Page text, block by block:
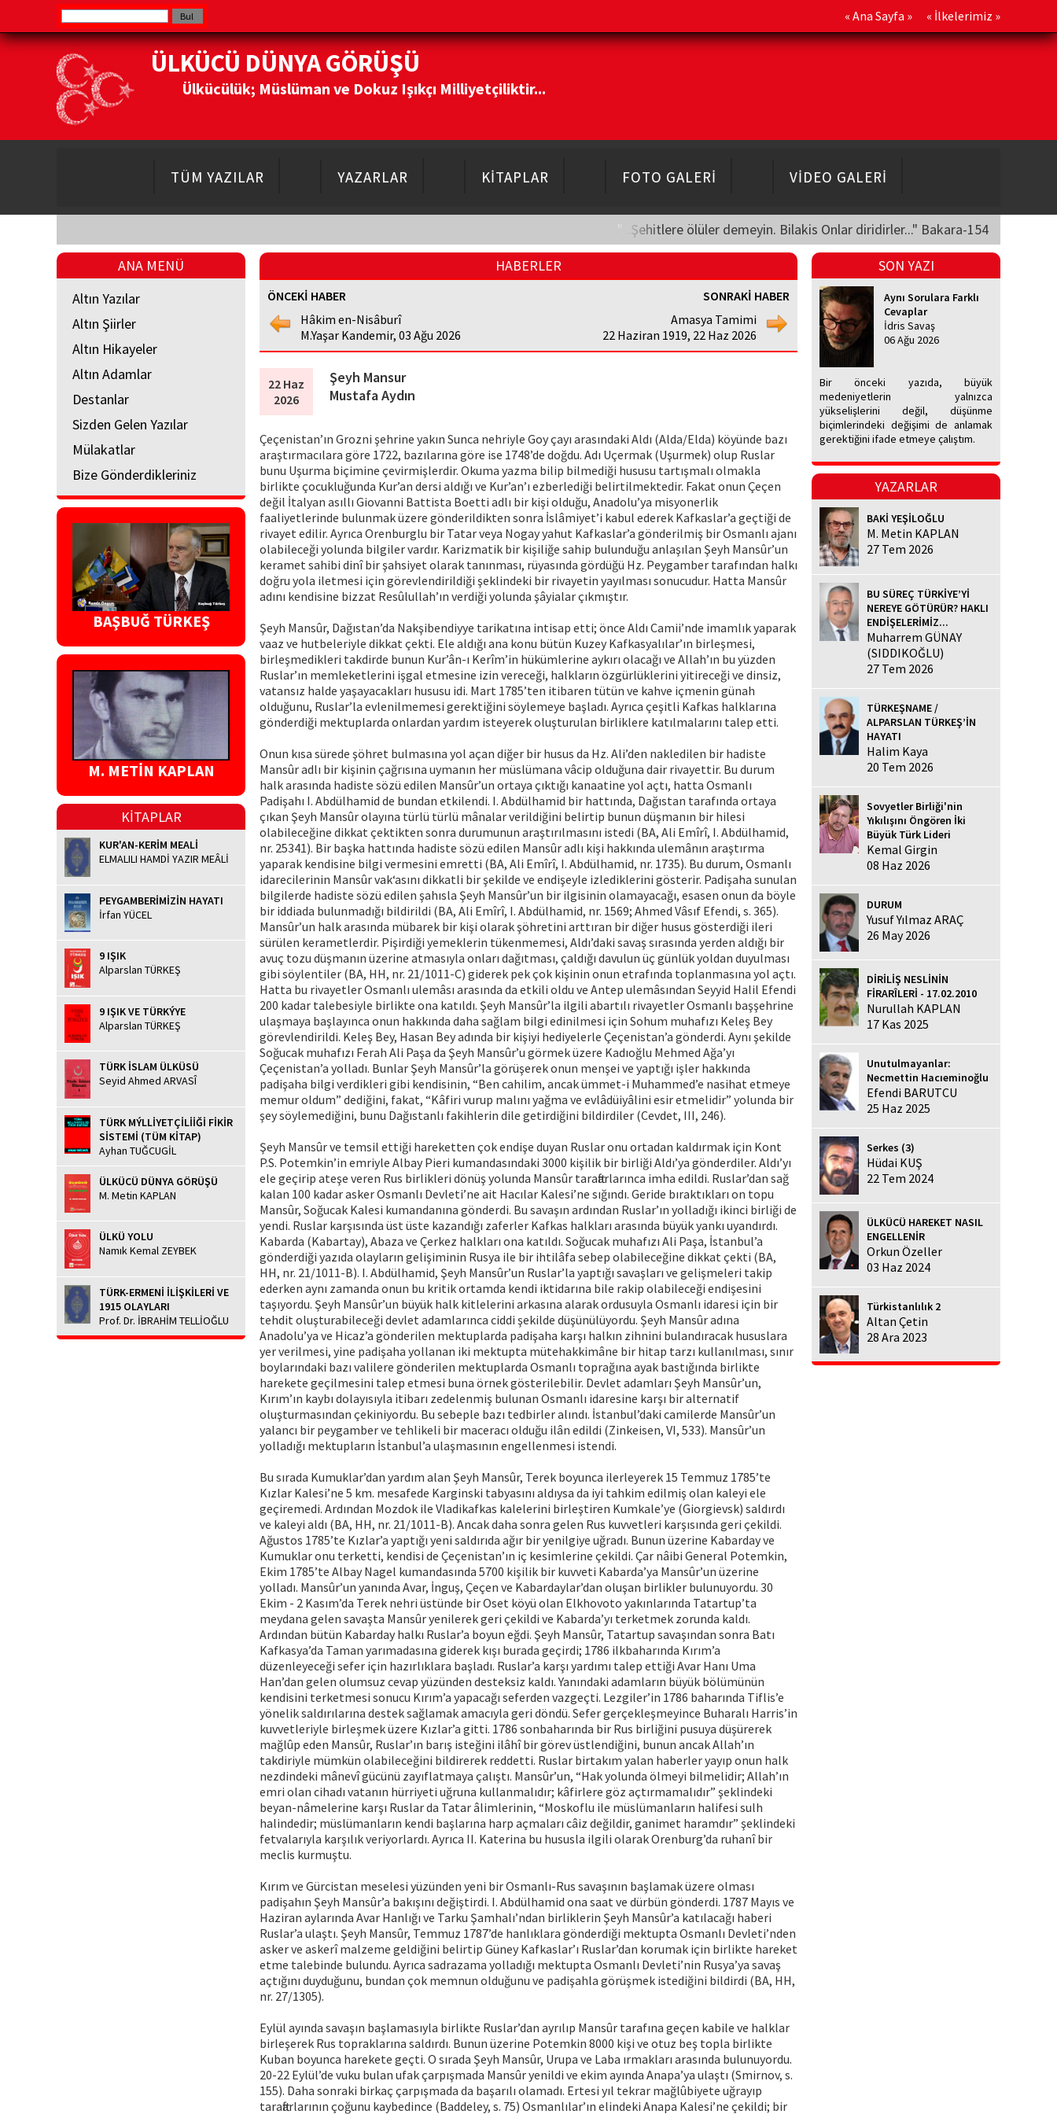
« Ana Sayfa » « İlkelerimiz »
ÜLKÜCÜ DÜNYA GÖRÜŞÜ
Ülkücülük; Müslüman ve Dokuz Işıkçı Milliyetçiliktir...
TÜM YAZILAR YAZARLAR KİTAPLAR FOTO GALERİ VİDEO GALERİ
"...Şehitlere ölüler demeyin. Bilakis Onlar diridirler..." Bakara-154
ANA MENÜ
Altın Yazılar
Altın Şiirler
Altın Hikayeler
Altın Adamlar
Destanlar
Sizden Gelen Yazılar
Mülakatlar
Bize Gönderdikleriniz
BAŞBUĞ TÜRKEŞ
M. METİN KAPLAN
KİTAPLAR
KUR'AN-KERİM MEALİ
ELMALILI HAMDİ YAZIR MEÂLİ
PEYGAMBERİMİZİN HAYATI
İrfan YÜCEL
9 IŞIK
Alparslan TÜRKEŞ
9 IŞIK VE TÜRKÝYE
Alparslan TÜRKEŞ
TÜRK İSLAM ÜLKÜSÜ
Seyid Ahmed ARVASÎ
TÜRK MÝLLİYETÇİLİİĞİ FİKİR
SİSTEMİ (TÜM KİTAP)
Ayhan TUĞCUGİL
ÜLKÜCÜ DÜNYA GÖRÜŞÜ
M. Metin KAPLAN
ÜLKÜ YOLU
Namık Kemal ZEYBEK
TÜRK-ERMENİ İLİŞKİLERİ VE
1915 OLAYLARI
Prof. Dr. İBRAHİM TELLİOĞLU
HABERLER
ÖNCEKİ HABER
Hâkim en-Nisâburî
M.Yaşar Kandemir, 03 Ağu 2026
SONRAKİ HABER
Amasya Tamimi
22 Haziran 1919, 22 Haz 2026
22 Haz
2026
Şeyh Mansur
Mustafa Aydın
Çeçenistan’ın Grozni şehrine yakın Sunca nehriyle Goy çayı arasındaki Aldı (Alda/Elda) köyünde bazı
araştırmacılara göre 1722, bazılarına göre ise 1748’de doğdu. Adı Uçermak (Uşurmek) olup Ruslar
bunu Uşurma biçimine çevirmişlerdir. Okuma yazma bilip bilmediği hususu tartışmalı olmakla
birlikte çocukluğunda Kur’an dersi aldığı ve Kur’an’ı ezberlediği belirtilmektedir. Fakat onun Çeçen
değil İtalyan asıllı Giovanni Battista Boetti adlı bir kişi olduğu, Anadolu’ya misyonerlik
faaliyetlerinde bulunmak üzere gönderildikten sonra İslâmiyet’i kabul ederek Kafkaslar’a geçtiği de
rivayet edilir. Ayrıca Orenburglu bir Tatar veya Nogay yahut Kafkaslar’a gönderilmiş bir Osmanlı ajanı
olabileceği yolunda bilgiler vardır. Karizmatik bir kişiliğe sahip bulunduğu anlaşılan Şeyh Mansûr’un
keramet sahibi dinî bir şahsiyet olarak tanınması, rüyasında gördüğü Hz. Peygamber tarafından halkı
doğru yola iletmesi için görevlendirildiği şeklindeki bir rivayetin yayılması sonucudur. Hatta Mansûr
adını kendisine bizzat Resûlullah’ın verdiği yolunda şâyialar çıkmıştır.
Şeyh Mansûr, Dağıstan’da Nakşibendiyye tarikatına intisap etti; önce Aldı Camii’nde imamlık yaparak
vaaz ve hutbeleriyle dikkat çekti. Ele aldığı ana konu bütün Kuzey Kafkasyalılar’ın birleşmesi,
birleşmedikleri takdirde bunun Kur’ân-ı Kerîm’in hükümlerine aykırı olacağı ve Allah’ın bu yüzden
Ruslar’ın memleketlerini işgal etmesine izin vereceği, halkların özgürlüklerini yitireceği ve dinsiz,
vatansız halde yaşayacakları hususu idi. Mart 1785’ten itibaren tütün ve kahve içmenin günah
olduğunu, Ruslar’la evlenilmemesi gerektiğini söylemeye başladı. Ayrıca çeşitli Kafkas halklarına
gönderdiği mektuplarda onlardan yardım isteyerek oluşturulan birliklere katılmalarını talep etti.
Onun kısa sürede şöhret bulmasına yol açan diğer bir husus da Hz. Ali’den nakledilen bir hadiste
Mansûr adlı bir kişinin çağrısına uymanın her müslümana vâcip olduğuna dair rivayettir. Bu durum
halk arasında hadiste sözü edilen Mansûr’un ortaya çıktığı kanaatine yol açtı, hatta Osmanlı
Padişahı I. Abdülhamid de bundan etkilendi. I. Abdülhamid bir hattında, Dağıstan tarafında ortaya
çıkan Şeyh Mansûr olayına türlü türlü mânalar verildiğini belirtip bunun düşmanın bir hilesi
olabileceğine dikkat çektikten sonra durumunun araştırılmasını istedi (BA, Ali Emîrî, I. Abdülhamid,
nr. 25341). Bir başka hattında hadiste sözü edilen Mansûr adlı kişi hakkında ulemânın araştırma
yaparak kendisine bilgi vermesini emretti (BA, Ali Emîrî, I. Abdülhamid, nr. 1735). Bu durum, Osmanlı
idarecilerinin Mansûr vak‘asını dikkatli bir şekilde ve endişeyle izlediklerini gösterir. Padişaha sunulan
bilgilerde hadiste sözü edilen şahısla Şeyh Mansûr’un bir ilgisinin olamayacağı, esasen onun da böyle
bir iddiada bulunmadığı bildirildi (BA, Ali Emîrî, I. Abdülhamid, nr. 1569; Ahmed Vâsıf Efendi, s. 365).
Mansûr’un halk arasında mübarek bir kişi olarak şöhretini arttıran bir diğer husus gösterdiği ileri
sürülen kerametlerdir. Pişirdiği yemeklerin tükenmemesi, Aldı’daki savaş sırasında yerden aldığı bir
avuç tozu düşmanın üzerine atmasıyla onları dağıtması, çaldığı davulun üç günlük yoldan duyulması
gibi söylentiler (BA, HH, nr. 21/1011-C) giderek pek çok kişinin onun etrafında toplanmasına yol açtı.
Hatta bu rivayetler Osmanlı ulemâsı arasında da etkili oldu ve Antep ulemâsından Seyyid Halil Efendi
200 kadar talebesiyle birlikte ona katıldı. Şeyh Mansûr’la ilgili abartılı rivayetler Osmanlı başşehrine
ulaşmaya başlayınca onun hakkında daha sağlam bilgi edinilmesi için Sohum muhafızı Keleş Bey
görevlendirildi. Keleş Bey, Hasan Bey adında bir kişiyi hediyelerle Çeçenistan’a gönderdi. Aynı şekilde
Soğucak muhafızı Ferah Ali Paşa da Şeyh Mansûr’u görmek üzere Kadıoğlu Mehmed Ağa’yı
Çeçenistan’a yolladı. Bunlar Şeyh Mansûr’la görüşerek onun menşei ve yaptığı işler hakkında
padişaha bilgi verdikleri gibi kendisinin, “Ben cahilim, ancak ümmet-i Muhammed’e nasihat etmeye
memur oldum” dediğini, fakat, “Kâfiri vurup malını yağma ve evlâdüiyâlini esir etmelidir” yolunda bir
şey söylemediğini, bunu Dağıstanlı fakihlerin dile getirdiğini bildirdiler (Cevdet, III, 246).
Şeyh Mansûr ve temsil ettiği hareketten çok endişe duyan Ruslar onu ortadan kaldırmak için Kont
P.S. Potemkin’in emriyle Albay Pieri kumandasındaki 3000 kişilik bir birliği Aldı’ya gönderdiler. Aldı’yı
ele geçirip ateşe veren Rus birlikleri dönüş yolunda Mansûr taraftarlarınca imha edildi. Ruslar’dan sağ
kalan 100 kadar asker Osmanlı Devleti’ne ait Hacılar Kalesi’ne sığındı. Geride bıraktıkları on topu
Mansûr, Soğucak Kalesi kumandanına gönderdi. Bu savaşın ardından Ruslar’ın yolladığı ikinci birliği de
yendi. Ruslar karşısında üst üste kazandığı zaferler Kafkas halkları arasında büyük yankı uyandırdı.
Kabarda (Kabartay), Abaza ve Çerkez halkları ona katıldı. Soğucak muhafızı Ali Paşa, İstanbul’a
gönderdiği yazıda olayların gelişiminin Rusya ile bir ihtilâfa sebep olabileceğine dikkat çekti (BA,
HH, nr. 21/1011-B). I. Abdülhamid, Şeyh Mansûr’un Ruslar’la yaptığı savaşları ve gelişmeleri takip
ederken aynı zamanda onun bu kritik ortamda kendi iktidarına bile rakip olabileceği endişesini
taşıyordu. Şeyh Mansûr’un büyük halk kitlelerini arkasına alarak ordusuyla Osmanlı idaresi için bir
tehdit oluşturabileceği devlet adamlarınca ciddi şekilde düşünülüyordu. Şeyh Mansûr adına
Anadolu’ya ve Hicaz’a gönderilen mektuplarda padişaha karşı halkın zihnini bulandıracak hususlara
yer verilmesi, yine padişaha yollanan iki mektupta mütehakkimâne bir hitap tarzı kullanılması, sınır
boylarındaki bazı valilere gönderilen mektuplarda Osmanlı toprağına ayak bastığında birlikte
harekete geçilmesini talep etmesi buna örnek gösterilebilir. Devlet adamları Şeyh Mansûr’un,
Kırım’ın kaybı dolayısıyla itibarı zedelenmiş bulunan Osmanlı idaresine karşı bir alternatif
oluşturmasından çekiniyordu. Bu sebeple bazı tedbirler alındı. İstanbul’daki camilerde Mansûr’un
yalancı bir peygamber ve tehlikeli bir maceracı olduğu ilân edildi (Zinkeisen, VI, 533). Mansûr’un
yolladığı mektupların İstanbul’a ulaşmasının engellenmesi istendi.
Bu sırada Kumuklar’dan yardım alan Şeyh Mansûr, Terek boyunca ilerleyerek 15 Temmuz 1785’te
Kızlar Kalesi’ne 5 km. mesafede Karginski tabyasını aldıysa da iyi tahkim edilmiş olan kaleyi ele
geçiremedi. Ardından Mozdok ile Vladikafkas kalelerini birleştiren Kumkale’ye (Giorgievsk) saldırdı
ve kaleyi aldı (BA, HH, nr. 21/1011-B). Ancak daha sonra gelen Rus kuvvetleri karşısında geri çekildi.
Ağustos 1785’te Kızlar’a yaptığı yeni saldırıda ağır bir yenilgiye uğradı. Bunun üzerine Kabarday ve
Kumuklar onu terketti, kendisi de Çeçenistan’ın iç kesimlerine çekildi. Çar nâibi General Potemkin,
Ekim 1785’te Albay Nagel kumandasında 5700 kişilik bir kuvveti Kabarda’ya Mansûr’un üzerine
yolladı. Mansûr’un yanında Avar, İnguş, Çeçen ve Kabardaylar’dan oluşan birlikler bulunuyordu. 30
Ekim - 2 Kasım’da Terek nehri üstünde bir Oset köyü olan Elkhovoto yakınlarında Tatartup’ta
meydana gelen savaşta Mansûr yenilerek geri çekildi ve Kabarda’yı terketmek zorunda kaldı.
Ardından bütün Kabarday halkı Ruslar’a boyun eğdi. Şeyh Mansûr, Tatartup savaşından sonra Batı
Kafkasya’da Taman yarımadasına giderek kışı burada geçirdi; 1786 ilkbaharında Kırım’a
düzenleyeceği sefer için hazırlıklara başladı. Ruslar’a karşı yardımı talep ettiği Avar Hanı Uma
Han’dan gelen olumsuz cevap yüzünden desteksiz kaldı. Yanındaki adamların büyük bölümünün
kendisini terketmesi sonucu Kırım’a yapacağı seferden vazgeçti. Lezgiler’in 1786 baharında Tiflis’e
yönelik saldırılarına destek sağlamak amacıyla geri döndü. Sefer gerçekleşmeyince Buharalı Harris’in
kuvvetleriyle birleşmek üzere Kızlar’a gitti. 1786 sonbaharında bir Rus birliğini pusuya düşürerek
mağlûp eden Mansûr, Ruslar’ın barış isteğini ilâhî bir görev üstlendiğini, bunun ancak Allah’ın
takdiriyle mümkün olabileceğini bildirerek reddetti. Ruslar birtakım yalan haberler yayıp onun halk
nezdindeki mânevî gücünü zayıflatmaya çalıştı. Mansûr’un, “Hak yolunda ölmeyi bilmelidir; Allah’ın
emri olan cihadı vatanın hürriyeti uğruna kullanmalıdır; kâfirlere göz açtırmamalıdır” şeklindeki
beyan-nâmelerine karşı Ruslar da Tatar âlimlerinin, “Moskoflu ile müslümanların halifesi sulh
halindedir; müslümanların kendi başlarına harp açmaları câiz değildir, ganimet haramdır” şeklindeki
fetvalarıyla karşılık veriyorlardı. Ayrıca II. Katerina bu hususla ilgili olarak Orenburg’da ruhanî bir
meclis kurmuştu.
Kırım ve Gürcistan meselesi yüzünden yeni bir Osmanlı-Rus savaşının başlamak üzere olması
padişahın Şeyh Mansûr’a bakışını değiştirdi. I. Abdülhamid ona saat ve dürbün gönderdi. 1787 Mayıs ve
Haziran aylarında Avar Hanlığı ve Tarku Şamhalı’ndan birliklerin Şeyh Mansûr’a katılacağı haberi
Ruslar’a ulaştı. Şeyh Mansûr, Temmuz 1787’de hanlıklara gönderdiği mektupta Osmanlı Devleti’nden
asker ve askerî malzeme geldiğini belirtip Güney Kafkaslar’ı Ruslar’dan korumak için birlikte hareket
etme talebinde bulundu. Ayrıca sadrazama yolladığı mektupta Osmanlı Devleti’nin Rusya’ya savaş
açtığını duyduğunu, bundan çok memnun olduğunu ve padişahla görüşmek istediğini bildirdi (BA, HH,
nr. 27/1305).
Eylül ayında savaşın başlamasıyla birlikte Ruslar’dan ayrılıp Mansûr tarafına geçen kabile ve halklar
birleşerek Rus topraklarına saldırdı. Bunun üzerine Potemkin 8000 kişi ve otuz beş topla birlikte
Kuban boyunca harekete geçti. O sırada Şeyh Mansûr, Urupa ve Laba ırmakları arasında bulunuyordu.
20-22 Eylül’de vuku bulan ufak çarpışmada Mansûr yenildi ve ekim ayında Anapa’ya ulaştı (Smirnov, s.
155). Daha sonraki birkaç çarpışmada da başarılı olamadı. Ertesi yıl tekrar mağlûbiyete uğrayıp
taraftarlarının çoğunu kaybedince (Baddeley, s. 75) Osmanlılar’ın elindeki Anapa Kalesi’ne çekildi; bir
SON YAZI
Aynı Sorulara Farklı
Cevaplar
İdris Savaş
06 Ağu 2026
Bir önceki yazıda, büyük
medeniyetlerin yalnızca
yükselişlerini değil, düşünme
biçimlerindeki değişimi de anlamak
gerektiğini ifade etmeye çalıştım.
YAZARLAR
BAKİ YEŞİLOĞLU
M. Metin KAPLAN
27 Tem 2026
BU SÜREÇ TÜRKİYE’Yİ
NEREYE GÖTÜRÜR? HAKLI
ENDİŞELERİMİZ...
Muharrem GÜNAY
(SIDDIKOĞLU)
27 Tem 2026
TÜRKEŞNAME /
ALPARSLAN TÜRKEŞ’İN
HAYATI
Halim Kaya
20 Tem 2026
Sovyetler Birliği'nin
Yıkılışını Öngören İki
Büyük Türk Lideri
Kemal Girgin
08 Haz 2026
DURUM
Yusuf Yılmaz ARAÇ
26 May 2026
DİRİLİŞ NESLİNİN
FİRARÎLERİ - 17.02.2010
Nurullah KAPLAN
17 Kas 2025
Unutulmayanlar:
Necmettin Hacıeminoğlu
Efendi BARUTCU
25 Haz 2025
Serkes (3)
Hüdai KUŞ
22 Tem 2024
ÜLKÜCÜ HAREKET NASIL
ENGELLENİR
Orkun Özeller
03 Haz 2024
Türkistanlılık 2
Altan Çetin
28 Ara 2023